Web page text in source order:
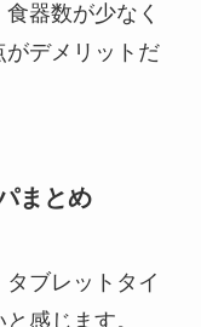
器数が少なく
がデメリットだ
まとめ
ブレットタイ
感じます。